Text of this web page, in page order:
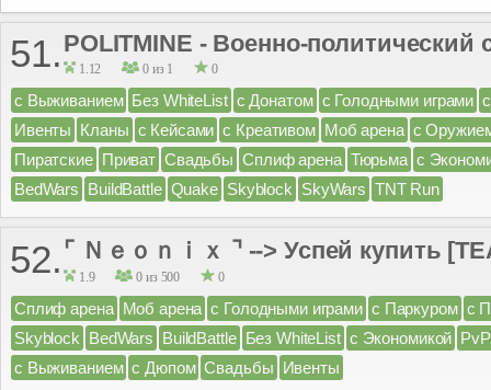
51. POLITMINE - Военно-политический
1.12 0 из 1 0
с Выживанием Без WhiteList с Донатом с Голодными играми
Ивенты Кланы с Кейсами с Креативом Моб арена с
Пиратские Приват Свадьбы Сплиф арена Тюрьма с
BedWars BuildBattle Quake Skyblock SkyWars TNT Run
52. ⌜ Ｎｅｏｎｉｘ ⌝ --> Успей купить
1.9 0 из 500 0
Сплиф арена Моб арена с Голодными играми с Паркуром с
Skyblock BedWars BuildBattle Без WhiteList с Экономикой PvP
с Выживанием с Дюпом Свадьбы Ивенты